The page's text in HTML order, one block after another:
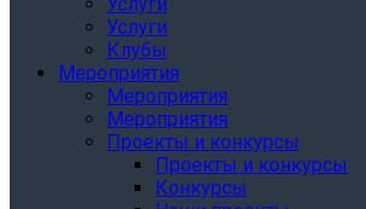
Услуги
Услуги
Клубы
Мероприятия
Мероприятия
Мероприятия
Проекты и конкурсы
Проекты и конкурсы
Конкурсы